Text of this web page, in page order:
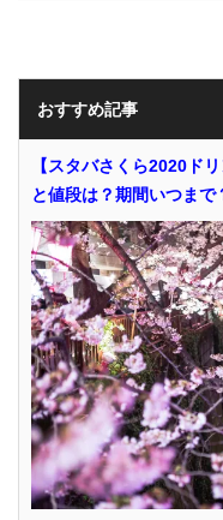
おすすめ記事
【スタバさくら2020ド
と値段は？期間いつまで